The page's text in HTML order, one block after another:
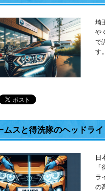
埼
や
で
す
ムスと得洗隊のヘッドラ
日
ラ
の